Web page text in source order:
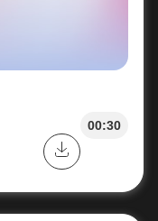
00:30